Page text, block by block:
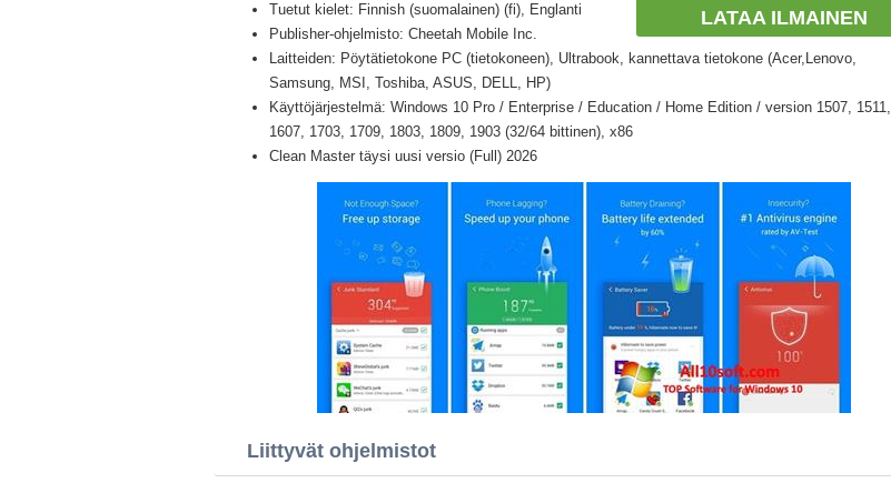
LATAA ILMAINEN
Tuetut kielet: Finnish (suomalainen) (fi), Englanti
Publisher-ohjelmisto: Cheetah Mobile Inc.
Laitteiden: Pöytätietokone PC (tietokoneen), Ultrabook, kannettava tietokone (Acer,Lenovo,
Samsung, MSI, Toshiba, ASUS, DELL, HP)
Käyttöjärjestelmä: Windows 10 Pro / Enterprise / Education / Home Edition / version 1507, 1511,
1607, 1703, 1709, 1803, 1809, 1903 (32/64 bittinen), x86
Clean Master täysi uusi versio (Full) 2026
Liittyvät ohjelmistot